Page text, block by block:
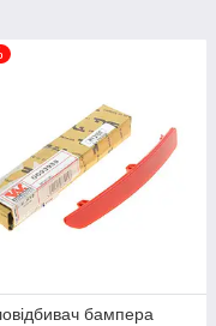
бампера